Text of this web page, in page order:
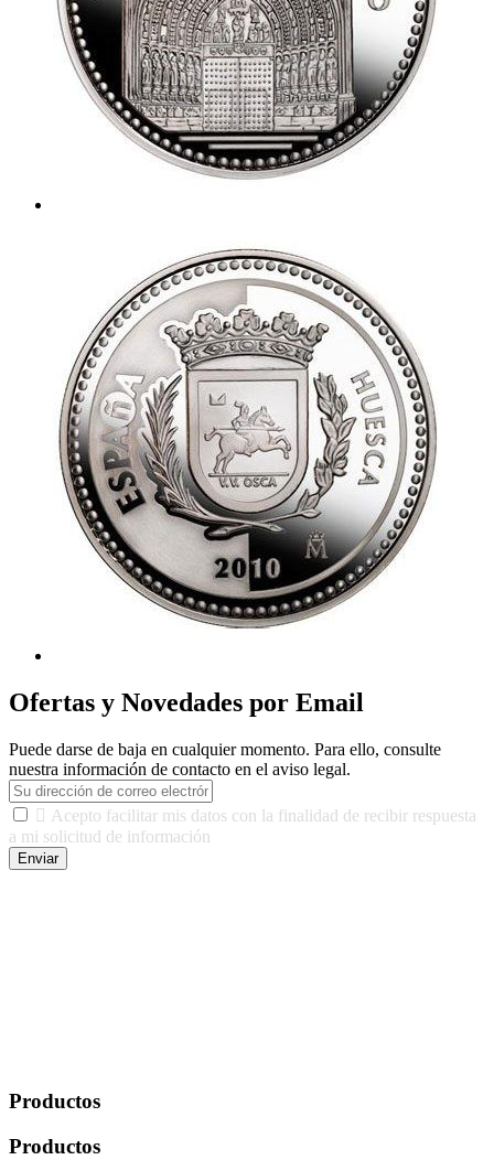
Ofertas y Novedades por Email
Puede darse de baja en cualquier momento. Para ello, consulte
nuestra información de contacto en el aviso legal.
 Acepto facilitar mis datos con la finalidad de recibir respuesta
a mi solicitud de información
Enviar
Productos
Productos